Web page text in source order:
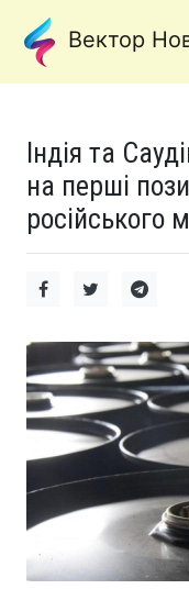
Вектор
Індія та
на перші
російського